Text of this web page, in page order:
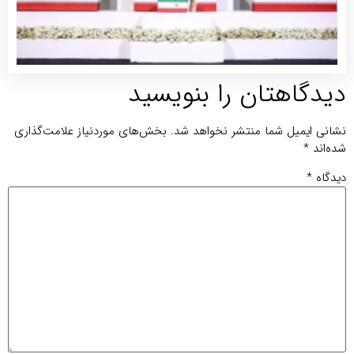
را بنویسید
ایمیل شما منتشر نخواهد شد. بخش‌های موردنیاز علامت‌گذاری
*
*